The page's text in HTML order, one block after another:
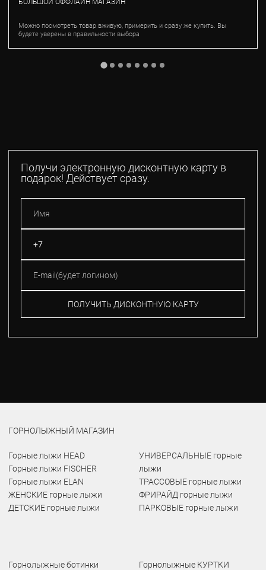
БОЛЬШОЙ ОФФЛАЙН МАГАЗИН
Можно посмотреть товар вживую, примерить и сразу же купить. Вы
будете уверены в правильности выбора
Получи электронную дисконтную карту в
подарок! Действует сразу.
ПОЛУЧИТЬ ДИСКОНТНУЮ КАРТУ
ГОРНОЛЫЖНЫЙ МАГАЗИН
Горные лыжи HEAD
Горные лыжи FISCHER
Горные лыжи ELAN
ЖЕНСКИЕ горные лыжи
ДЕТСКИЕ горные лыжи
УНИВЕРСАЛЬНЫЕ горные
лыжи
ТРАССОВЫЕ горные лыжи
ФРИРАЙД горные лыжи
ПАРКОВЫЕ горные лыжи
Горнолыжные ботинки
Горнолыжные КУРТКИ